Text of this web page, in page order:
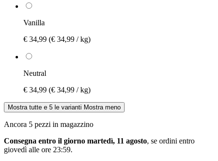
Vanilla
€ 34,99 (€ 34,99 / kg)
Neutral
€ 34,99 (€ 34,99 / kg)
Mostra tutte e 5 le varianti Mostra meno
Ancora 5 pezzi in magazzino
Consegna entro il giorno martedì, 11 agosto, se ordini entro
giovedì alle ore 23:59.